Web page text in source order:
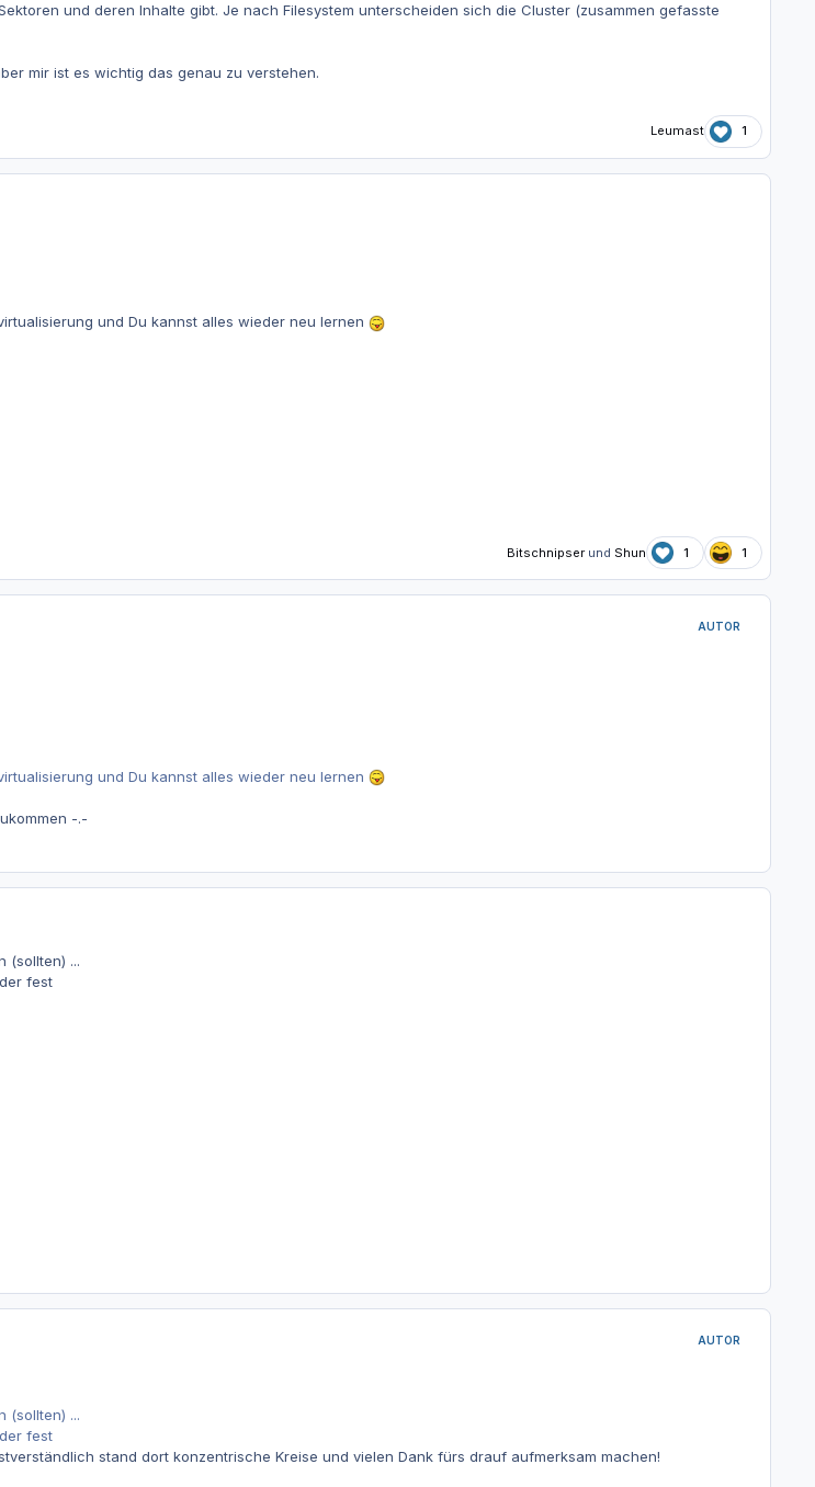
und deren Inhalte gibt. Je nach Filesystem unterscheiden sich die Cluster (zusammen gefasste
mir ist es wichtig das genau zu verstehen.
Leumast 1
und Du kannst alles wieder neu lernen
Bitschnipserund Shun 1 1
AUTOR
und Du kannst alles wieder neu lernen
-.-
(sollten) ...
fest
AUTOR
(sollten) ...
fest
stand dort konzentrische Kreise und vielen Dank fürs drauf aufmerksam machen!